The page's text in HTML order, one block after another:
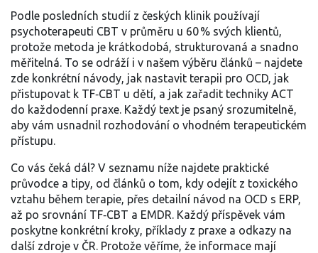
Podle posledních studií z českých klinik používají
psychoterapeuti CBT v průměru u 60 % svých klientů,
protože metoda je krátkodobá, strukturovaná a snadno
měřitelná. To se odráží i v našem výběru článků – najdete
zde konkrétní návody, jak nastavit terapii pro OCD, jak
přistupovat k TF‑CBT u dětí, a jak zařadit techniky ACT
do každodenní praxe. Každý text je psaný srozumitelně,
aby vám usnadnil rozhodování o vhodném terapeutickém
přístupu.
Co vás čeká dál? V seznamu níže najdete praktické
průvodce a tipy, od článků o tom, kdy odejít z toxického
vztahu během terapie, přes detailní návod na OCD s ERP,
až po srovnání TF‑CBT a EMDR. Každý příspěvek vám
poskytne konkrétní kroky, příklady z praxe a odkazy na
další zdroje v ČR. Protože věříme, že informace mají